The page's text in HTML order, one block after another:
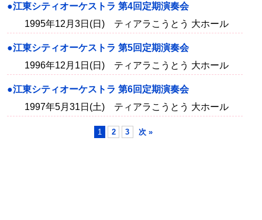
●江東シティオーケストラ 第4回定期演奏会
1995年12月3日(日) ティアラこうとう 大ホール
●江東シティオーケストラ 第5回定期演奏会
1996年12月1日(日) ティアラこうとう 大ホール
●江東シティオーケストラ 第6回定期演奏会
1997年5月31日(土) ティアラこうとう 大ホール
1 2 3 次 »